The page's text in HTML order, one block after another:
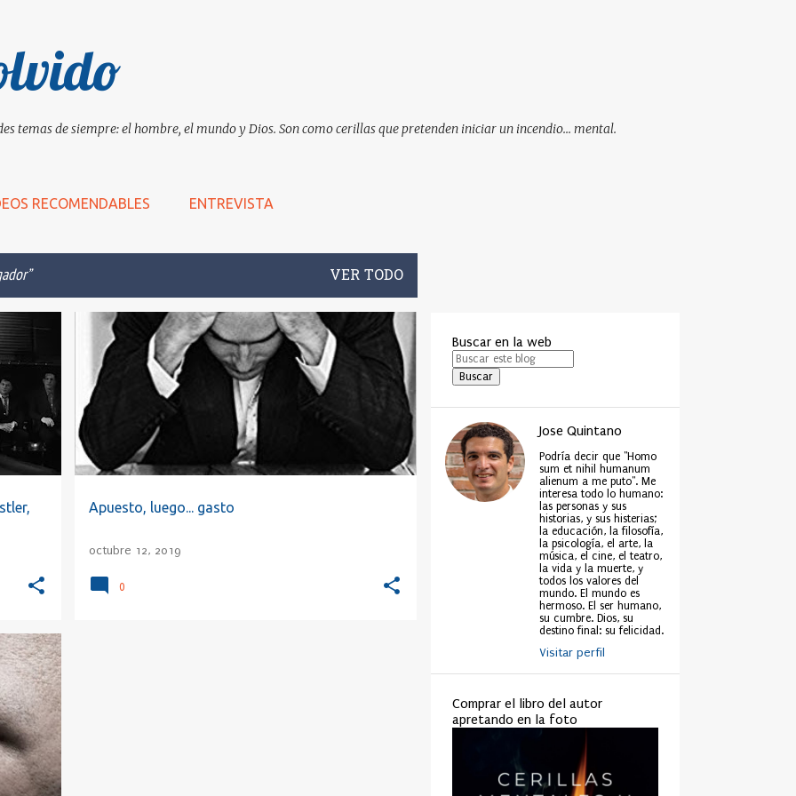
temas de siempre: el hombre, el mundo y Dios. Son como cerillas que pretenden iniciar un incendio... mental.
RECOMENDABLES ENTREVISTA
VER TODO
Apuesto, luego... gasto
octubre 12, 2019
APOSTAR APUESTAS DOSTOIEVSKY
0
+9
Buscar en la web
Jose Quintano
Podría decir que "Homo
sum et nihil humanum
alienum a me puto". Me
interesa todo lo humano:
las personas y sus
historias, y sus histerias;
la educación, la filosofía,
la psicología, el arte, la
música, el cine, el teatro,
la vida y la muerte, y
todos los valores del
mundo. El mundo es
hermoso. El ser humano,
su cumbre. Dios, su
destino final: su felicidad.
Visitar perfil
Comprar el libro del autor
apretando en la foto